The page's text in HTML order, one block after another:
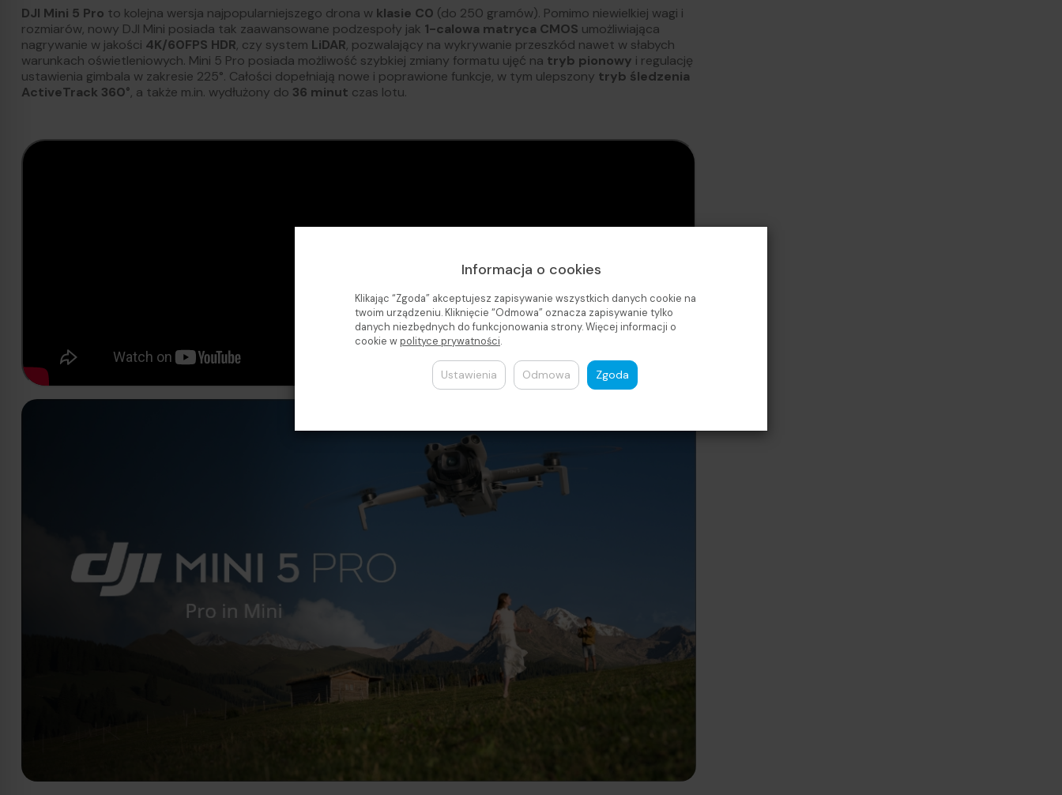
DJI Mini 5 Pro to kolejna wersja najpopularniejszego drona w klasie C0 (do 250 gramów). Pomimo niewielkiej wagi i
rozmiarów, nowy DJI Mini posiada tak zaawansowane podzespoły jak 1-calowa matryca CMOS umożliwiająca
nagrywanie w jakości 4K/60FPS HDR, czy system LiDAR, pozwalający na wykrywanie przeszkód nawet w słabych
warunkach oświetleniowych. Mini 5 Pro posiada możliwość szybkiej zmiany formatu ujęć na tryb pionowy i regulację
ustawienia gimbala w zakresie 225°. Całości dopełniają nowe i poprawione funkcje, w tym ulepszony tryb śledzenia
ActiveTrack 360°, a także m.in. wydłużony do 36 minut czas lotu.
Informacja o cookies
Klikając “Zgoda” akceptujesz zapisywanie wszystkich danych cookie na
twoim urządzeniu. Kliknięcie “Odmowa” oznacza zapisywanie tylko
danych niezbędnych do funkcjonowania strony. Więcej informacji o
cookie wpolityce prywatności.
Ustawienia Odmowa Zgoda